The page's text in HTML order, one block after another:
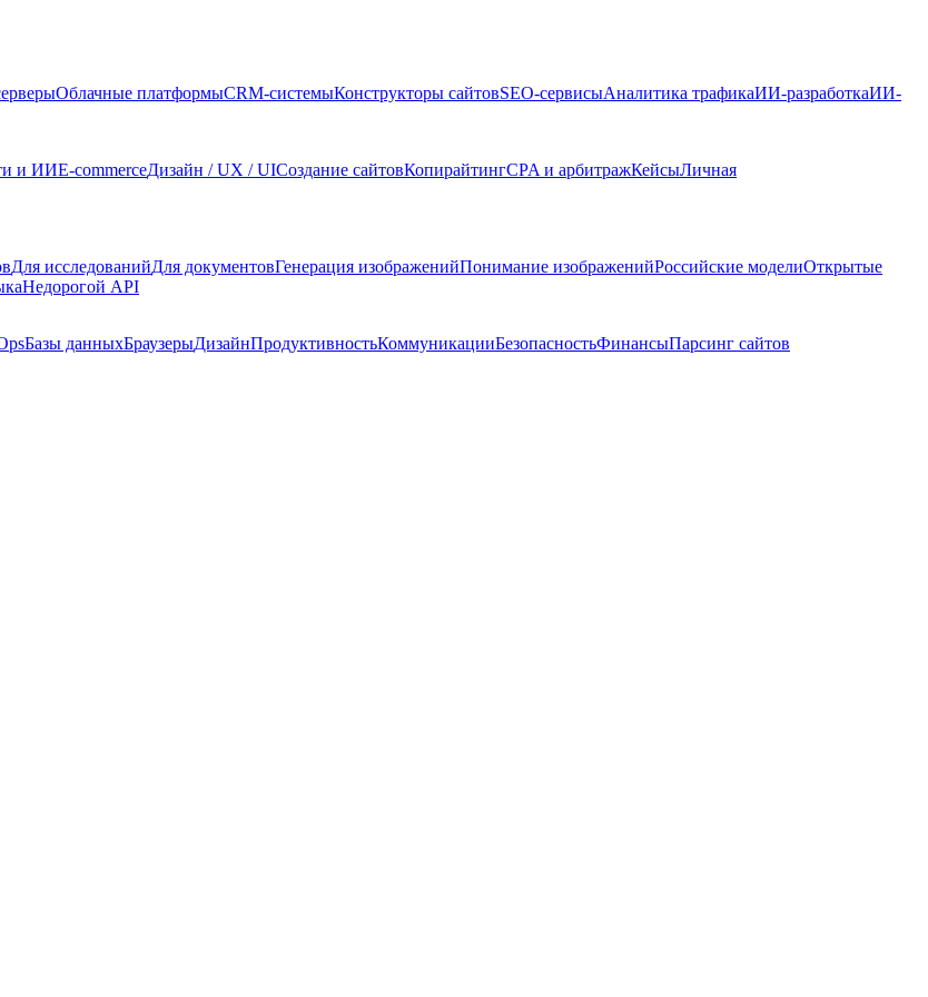
Облачные платформыCRM-системыКонструкторы сайтовSEO-сервисыАналитика трафикаИИ-разработкаИИ-
и ИИE-commerceДизайн / UX / UIСоздание сайтовКопирайтингCPA и арбитражКейсыЛичная
Для исследованийДля документовГенерация изображенийПонимание изображенийРоссийские моделиОткрытые
Недорогой API
Базы данныхБраузерыДизайнПродуктивностьКоммуникацииБезопасностьФинансыПарсинг сайтов